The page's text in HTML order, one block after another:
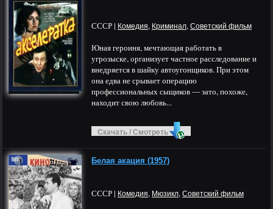
СССР | Комедия, Криминал, Советский фильм
Юная героиня, мечтающая работать в
угрозыске, организует частное расследование и
внедряется в шайку автоугонщиков. При этом
она едва не срывает операцию
профессиональных сыщиков — зато, похоже,
находит свою любовь...
Скачать / Смотреть
Белая акация (1957)
СССР | Комедия, Мюзикл, Советский фильм